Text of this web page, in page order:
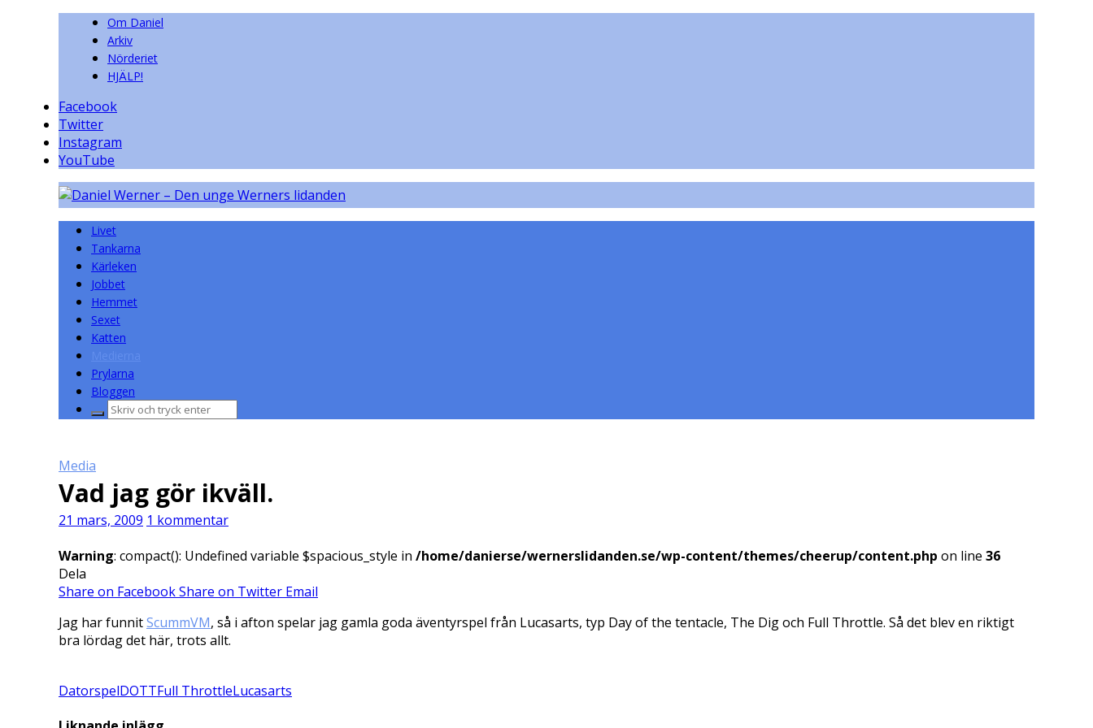
Om Daniel
Arkiv
Nörderiet
HJÄLP!
Facebook
Twitter
Instagram
YouTube
Livet
Tankarna
Kärleken
Jobbet
Hemmet
Sexet
Katten
Prylarna
Bloggen
Sök
Media
Vad jag gör ikväll.
21 mars, 2009 1 kommentar
Warning: compact(): Undefined variable $spacious_style in /home/danierse/wernerslidanden.se/wp-content/themes/cheerup/content.php on line 36
Dela
Share on FacebookShare on Twitter Email
Jag har funnitScummVM, så i afton spelar jag gamla goda äventyrspel från Lucasarts, typ Day of the tentacle, The Dig och Full Throttle. Så det blev en riktigt
bra lördag det här, trots allt.
DatorspelDOTTFull ThrottleLucasarts